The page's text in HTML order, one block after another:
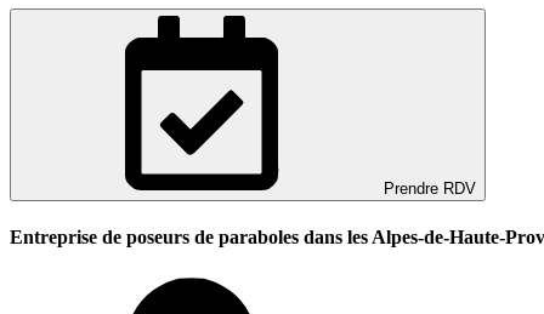
Prendre RDV
Entreprise de poseurs de paraboles dans les Alpes-de-Haute-